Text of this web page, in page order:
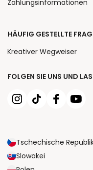
FOLGEN SIE UNS UND
Tschechische
Slowakei
Zahlungsinformationen
HÄUFIG GESTELLTE
Kreativer Wegweiser